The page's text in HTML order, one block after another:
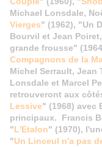
Michael Lonsdale,
Vierges" (1962), "Un
Bourvil et Jean
grande frousse"
Compagnons de la
Michel Serrault, Jean
Lonsdale et Marcel
retrouveront aux
Lessive" (1968) avec
principaux. Francis
"L'Etalon" (1970),
"Un Linceul n'a pas